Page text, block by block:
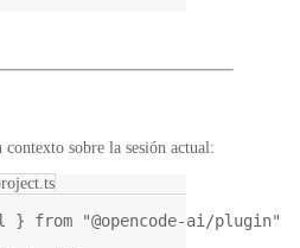
sobre la sesión actual:
} from
"@opencode-ai/plugin"